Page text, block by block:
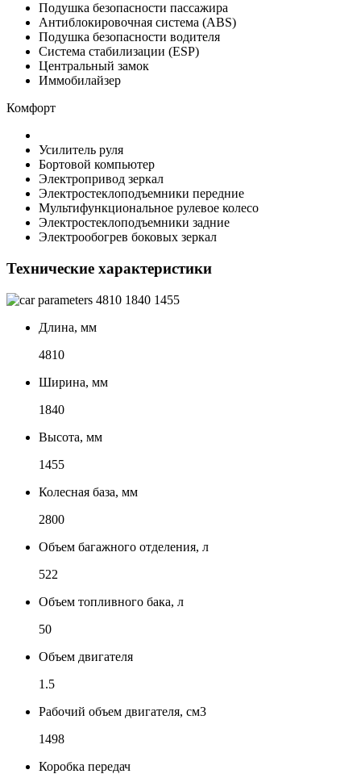
Подушка безопасности пассажира
Антиблокировочная система (ABS)
Подушка безопасности водителя
Система стабилизации (ESP)
Центральный замок
Иммобилайзер
Комфорт
Усилитель руля
Бортовой компьютер
Электропривод зеркал
Электростеклоподъемники передние
Мультифункциональное рулевое колесо
Электростеклоподъемники задние
Электрообогрев боковых зеркал
Технические характеристики
4810 1840 1455
Длина, мм
4810
Ширина, мм
1840
Высота, мм
1455
Колесная база, мм
2800
Объем багажного отделения, л
522
Объем топливного бака, л
50
Объем двигателя
1.5
Рабочий объем двигателя, см3
1498
Коробка передач